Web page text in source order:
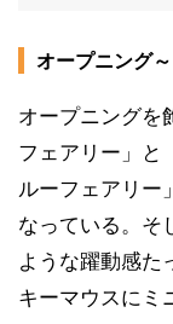
オープニング
オープニングを
フェアリー」と
ルーフェアリー
なっている。そ
ような躍動感た
キーマウスにミ